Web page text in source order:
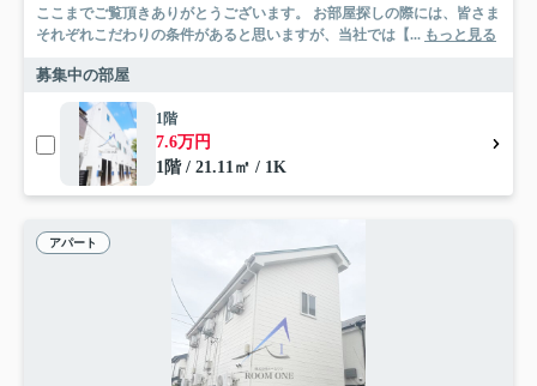
ここまでご覧頂きありがとうございます。 お部屋探しの際には、皆さま
それぞれこだわりの条件があると思いますが、当社では【... もっと見る
募集中の部屋
1階
7.6万円
1階 / 21.11㎡ / 1K
アパート